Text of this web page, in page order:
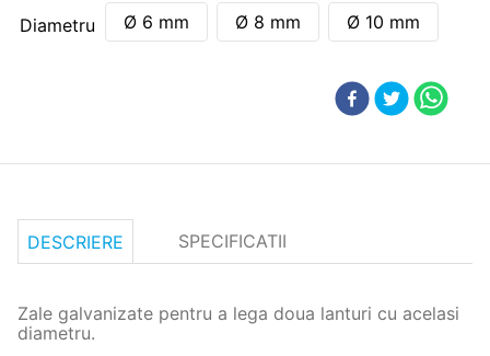
Diametru Ø 6 mm Ø 8 mm Ø 10 mm
DESCRIERE SPECIFICATII
Zale galvanizate pentru a lega doua lanturi cu acelasi
diametru.